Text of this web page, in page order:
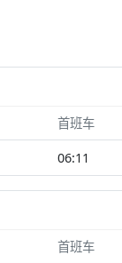
首班车
06:11
首班车